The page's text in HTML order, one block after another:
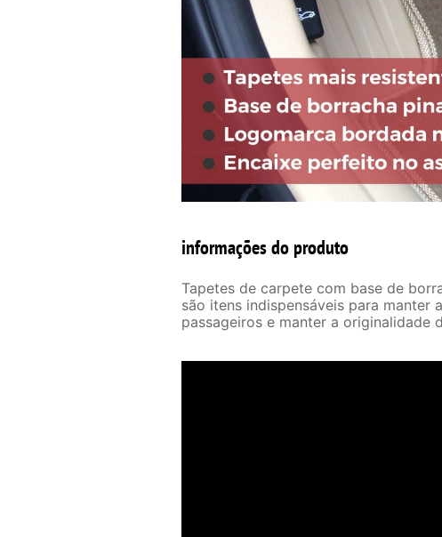
informações do produto
Tapetes de carpete com base de
são itens indispensáveis para
passageiros e manter a originalidade